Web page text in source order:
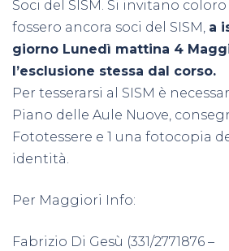
Soci del SISM. Si invitano
fossero ancora soci del SISM, a
giorno Lunedì mattina 4
l’esclusione stessa dal corso.
Per tesserarsi al SISM è
Piano delle Aule Nuove,
Fototessere e 1 una fotocopia
identità.
Per Maggiori Info:
Fabrizio Di Gesù (331/2771876 –